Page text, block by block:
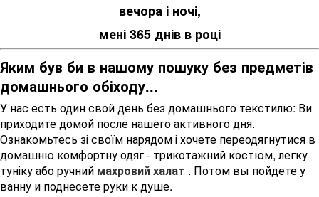
вечора і ночі,
мені 365 днів в році
Яким був би в нашому пошуку без предметів
домашнього обіходу...
У нас есть один свой день без домашнього текстилю: Ви
приходите домой после нашего активного дня.
Ознакомьтесь зі своїм нарядом і хочете переодягнутися в
домашню комфортну одяг - трикотажний костюм, легку
туніку або ручний махровий халат . Потом вы пойдете у
ванну и поднесете руки к душе.